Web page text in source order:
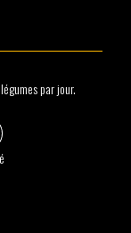
par jour.